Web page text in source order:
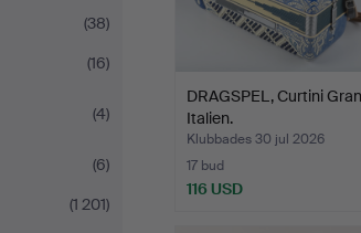
(38)
(16)
(4)
(6)
(1 201)
DRAGSPEL, Curtini
Italien.
Klubbades 30 jul 2026
17 bud
116 USD